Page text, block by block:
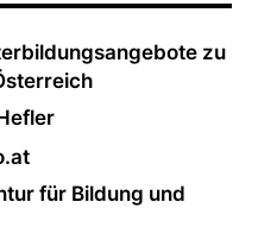
zu
für Bildung und